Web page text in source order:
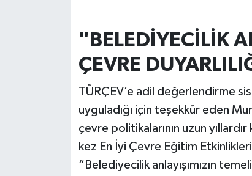
"BELEDİYECİLİK
ÇEVRE
TÜRÇEV’e adil değerlendirme
uyguladığı için teşekkür eden
çevre politikalarının uzun
kez En İyi Çevre Eğitim Etkinlikleri
“Belediyecilik anlayışımızın